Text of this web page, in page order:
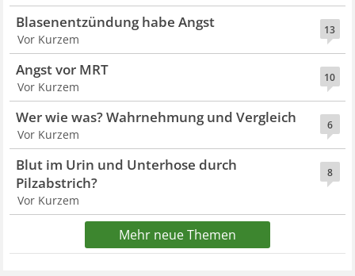
13
Blasenentzündung habe Angst
Vor Kurzem
10
Angst vor MRT
Vor Kurzem
6
Wer wie was? Wahrnehmung und Vergleich
Vor Kurzem
8
Blut im Urin und Unterhose durch
Pilzabstrich?
Vor Kurzem
Mehr neue Themen